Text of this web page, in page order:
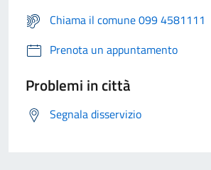
Chiama il comune 099 4581111
Prenota un appuntamento
Problemi in città
Segnala disservizio